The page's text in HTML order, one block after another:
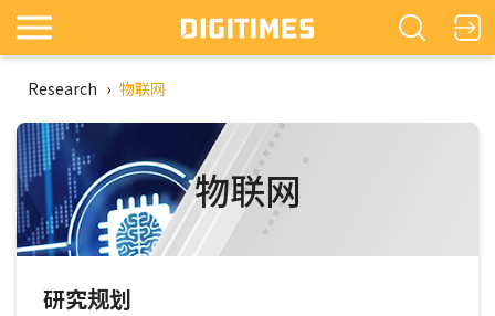
Research › 物联网
物联网
研究规划